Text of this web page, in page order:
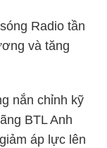
Radio tần
và tăng
nắn chỉnh kỹ
BTL Anh
áp lực lên